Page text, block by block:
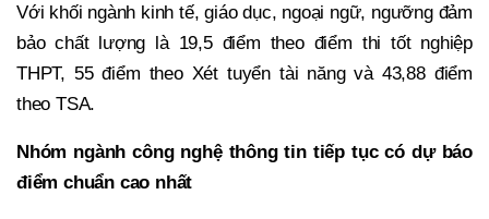
Với khối ngành kinh tế, giáo dục, ngoại ngữ, ngưỡng đảm
bảo chất lượng là 19,5 điểm theo điểm thi tốt nghiệp
THPT, 55 điểm theo Xét tuyển tài năng và 43,88 điểm
theo TSA.
Nhóm ngành công nghệ thông tin tiếp tục có dự báo
điểm chuẩn cao nhất